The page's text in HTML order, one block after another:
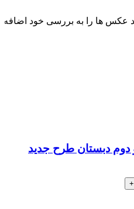
عکس ها را به بررسی خود اضافه
دبستان طرح جدید